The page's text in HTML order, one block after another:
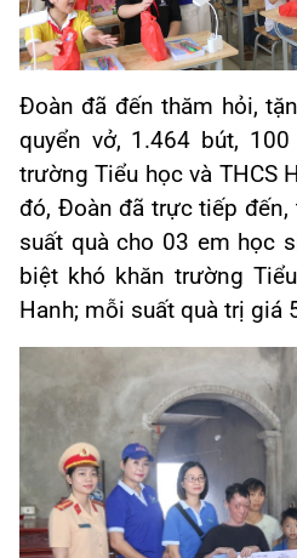
Đoàn đã đến thăm hỏi,
quyển vở, 1.464 bút,
trường Tiểu học và THCS
đó, Đoàn đã trực tiếp đến,
suất quà cho 03 em học
biệt khó khăn trường
Hanh; mỗi suất quà trị giá